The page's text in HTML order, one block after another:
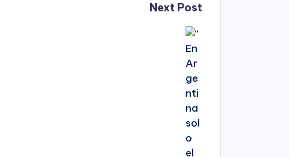
Next Post